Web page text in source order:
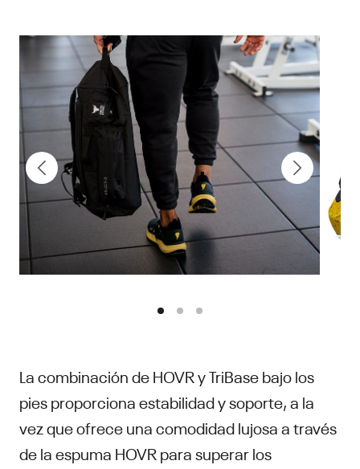
La combinación de HOVR y TriBase bajo los
pies proporciona estabilidad y soporte, a la
vez que ofrece una comodidad lujosa a través
de la espuma HOVR para superar los